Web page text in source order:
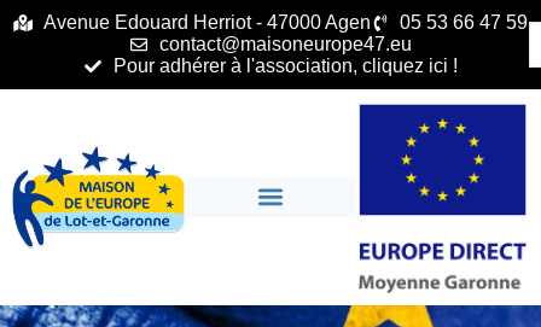
principalAvenue Edouard Herriot - 47000 Agen
05 53 66 47 59
contact@maisoneurope47.eu
Pour adhérer à l'association, cliquez ici !